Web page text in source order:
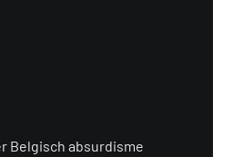
Belgisch absurdisme